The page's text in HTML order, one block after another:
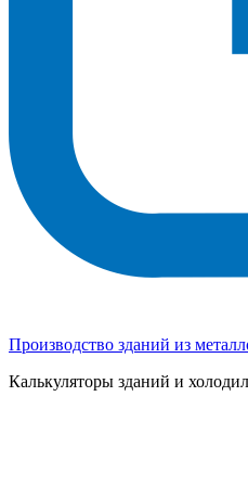
Производство зданий из
Калькуляторы зданий и